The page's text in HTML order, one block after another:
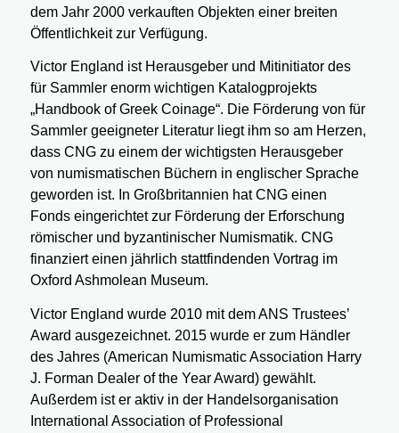
dem Jahr 2000 verkauften Objekten einer breiten
Öffentlichkeit zur Verfügung.
Victor England ist Herausgeber und Mitinitiator des
für Sammler enorm wichtigen Katalogprojekts
„Handbook of Greek Coinage“. Die Förderung von für
Sammler geeigneter Literatur liegt ihm so am Herzen,
dass CNG zu einem der wichtigsten Herausgeber
von numismatischen Büchern in englischer Sprache
geworden ist. In Großbritannien hat CNG einen
Fonds eingerichtet zur Förderung der Erforschung
römischer und byzantinischer Numismatik. CNG
finanziert einen jährlich stattfindenden Vortrag im
Oxford Ashmolean Museum.
Victor England wurde 2010 mit dem ANS Trustees’
Award ausgezeichnet. 2015 wurde er zum Händler
des Jahres (American Numismatic Association Harry
J. Forman Dealer of the Year Award) gewählt.
Außerdem ist er aktiv in der Handelsorganisation
International Association of Professional